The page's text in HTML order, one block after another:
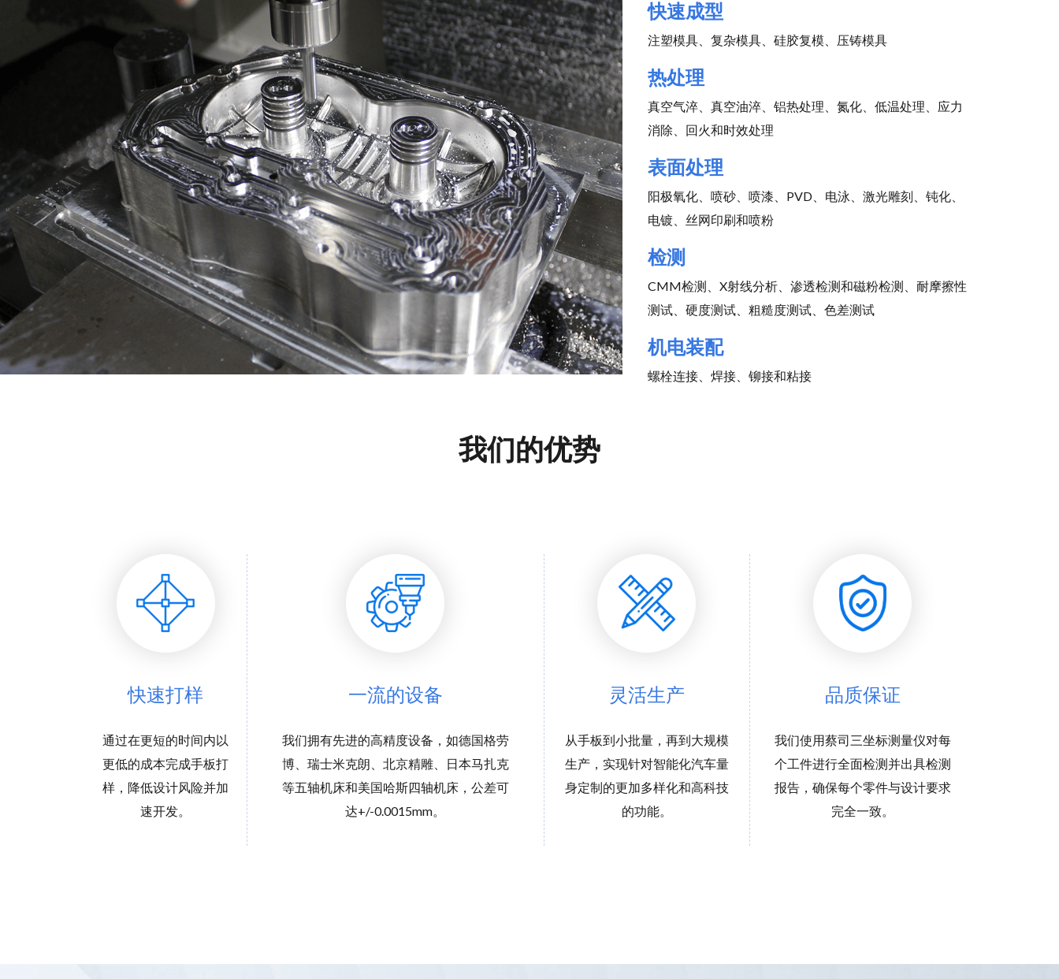
快速成型
注塑模具、复杂模具、硅胶复模、压铸模具
热处理
真空气淬、真空油淬、铝热处理、氮化、低温处理、应力
消除、回火和时效处理
表面处理
阳极氧化、喷砂、喷漆、PVD、电泳、激光雕刻、钝化、
电镀、丝网印刷和喷粉
检测
CMM检测、X射线分析、渗透检测和磁粉检测、耐摩擦性
测试、硬度测试、粗糙度测试、色差测试
机电装配
螺栓连接、焊接、铆接和粘接
我们的优势
快速打样
通过在更短的时间内以
更低的成本完成手板打
样，降低设计风险并加
速开发。
一流的设备
我们拥有先进的高精度设备，如德国格劳
博、瑞士米克朗、北京精雕、日本马扎克
等五轴机床和美国哈斯四轴机床，公差可
达+/-0.0015mm。
灵活生产
从手板到小批量，再到大规模
生产，实现针对智能化汽车量
身定制的更加多样化和高科技
的功能。
品质保证
我们使用蔡司三坐标测量仪对每
个工件进行全面检测并出具检测
报告，确保每个零件与设计要求
完全一致。